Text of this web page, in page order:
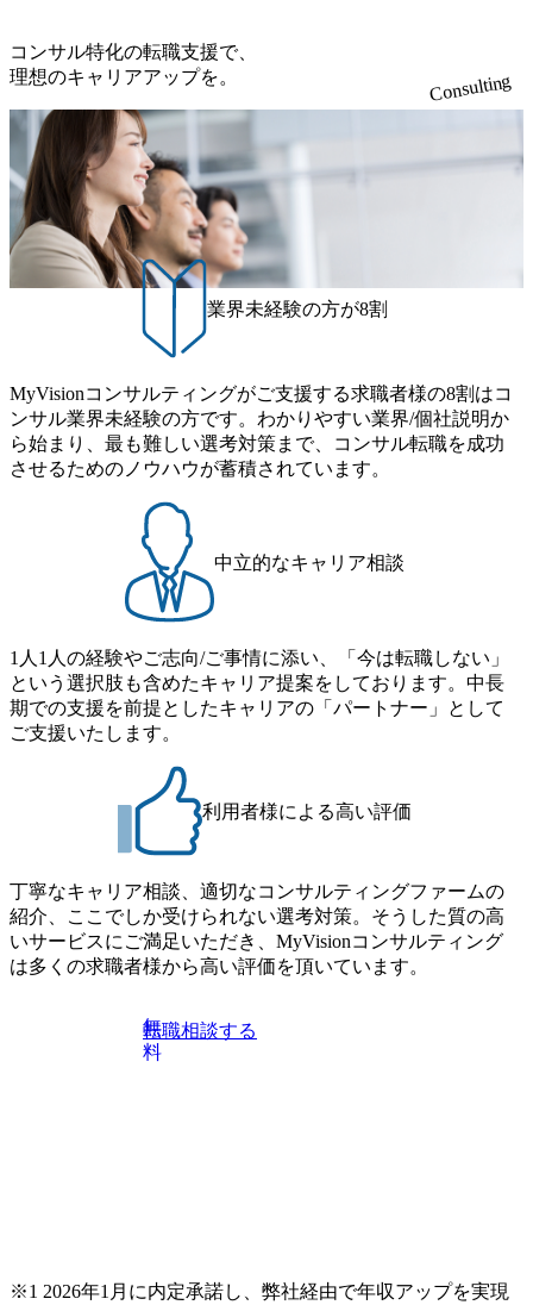
コンサル特化の転職支援で、
理想のキャリアアップを。
Consulting
業界未経験の方が8割
MyVisionコンサルティングがご支援する求職者様の8割はコ
ンサル業界未経験の方です。わかりやすい業界/個社説明か
ら始まり、最も難しい選考対策まで、コンサル転職を成功
させるためのノウハウが蓄積されています。
中立的なキャリア相談
1人1人の経験やご志向/ご事情に添い、「今は転職しない」
という選択肢も含めたキャリア提案をしております。中長
期での支援を前提としたキャリアの「パートナー」として
ご支援いたします。
利用者様による高い評価
丁寧なキャリア相談、適切なコンサルティングファームの
紹介、ここでしか受けられない選考対策。そうした質の高
いサービスにご満足いただき、MyVisionコンサルティング
は多くの求職者様から高い評価を頂いています。
無
料
転職相談する
※1 2026年1月に内定承諾し、弊社経由で年収アップを実現